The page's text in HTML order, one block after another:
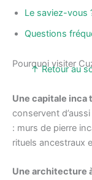
Le saviez-vous
Questions
Pourquoi visiter
↑ Retour au
Une capitale
conservent
: murs de pierre
rituels ancestraux
Une architecture